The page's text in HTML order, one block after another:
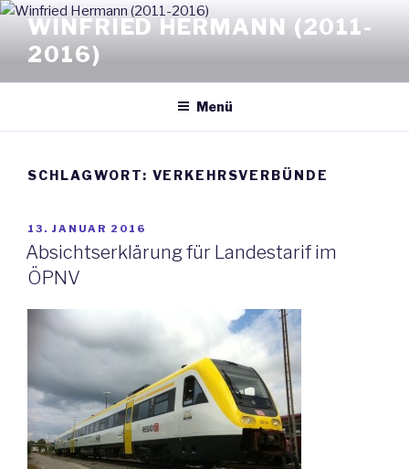
Zum
Inhalt
springen
WINFRIED HERMANN (2011-
2016)
Menü
SCHLAGWORT: VERKEHRSVERBÜNDE
VERÖFFENTLICHT
AM
13. JANUAR 2016
Absichtserklärung für Landestarif im
ÖPNV